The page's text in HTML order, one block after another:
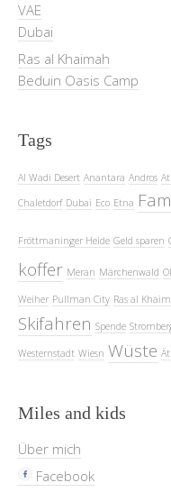
VAE
Dubai
Ras al Khaimah
Beduin Oasis Camp
Tags
Al Wadi Desert Anantara Andros
Chaletdorf Dubai Eco Etna
Fröttmaninger Heide Geld sparen
koffer Meran Märchenwald
Weiher Pullman City Ras al
Skifahren Spende
Westernstadt Wiesn Wüste
Miles and kids
Über mich
Facebook